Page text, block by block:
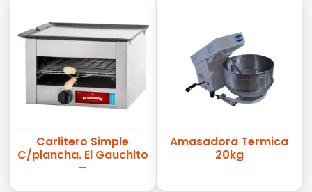
Carlitero Simple
C/plancha. El Gauchito
–
Amasadora Termica
20kg